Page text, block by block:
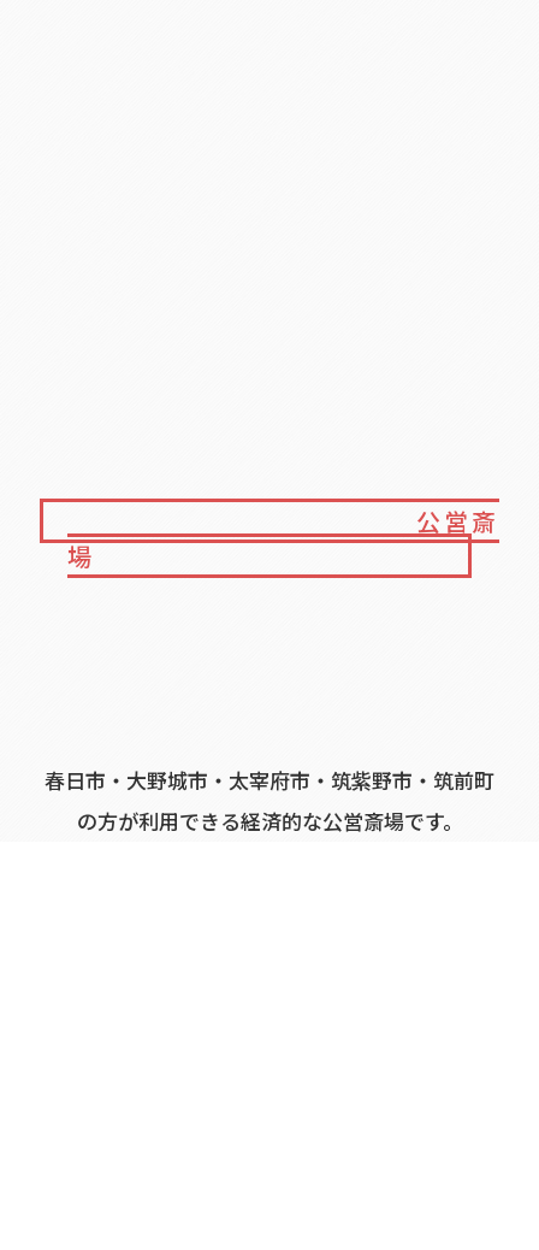
公営斎
場
春日市 ・ 大野城市 ・ 太宰府市 ・ 筑紫野市 ・ 筑前町
の方が利用できる経済的な公営斎場です。